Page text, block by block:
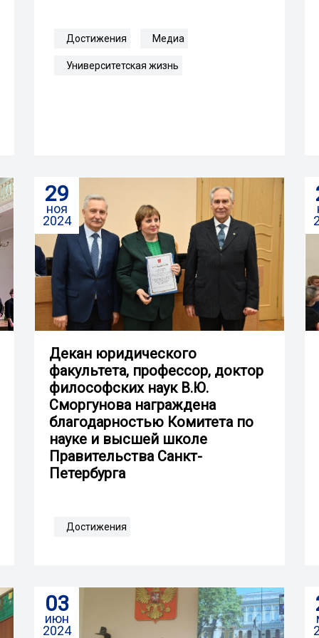
Достижения Медиа
Университетская жизнь
29
ноя
2024
Декан юридического
факультета, профессор, доктор
философских наук В.Ю.
Сморгунова награждена
благодарностью Комитета по
науке и высшей школе
Правительства Санкт-
Петербурга
Достижения
03
июн
2024